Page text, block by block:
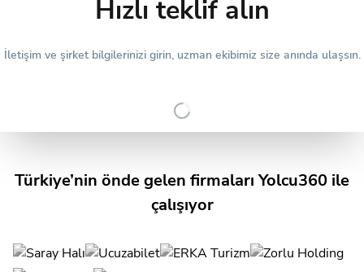
Hızlı teklif alın
İletişim ve şirket bilgilerinizi girin, uzman ekibimiz size anında ulaşsın.
Türkiye’nin önde gelen firmaları Yolcu360 ile
çalışıyor